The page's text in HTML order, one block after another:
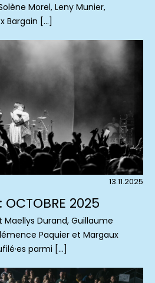
Morel, Leny Munier,
Bargain […]
13.11.2025
OCTOBRE 2025
Maellys Durand, Guillaume
Paquier et Margaux
parmi […]